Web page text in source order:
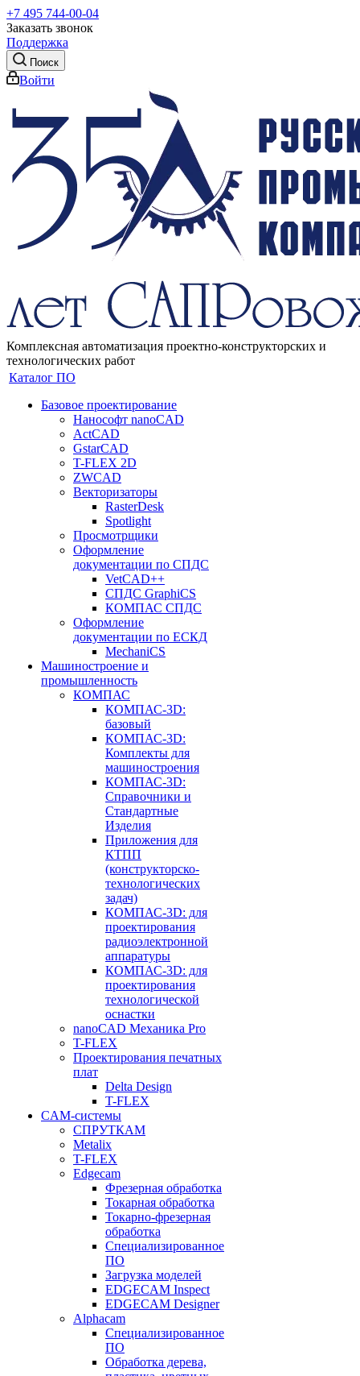
+7 495 744-00-04
Заказать звонок
Поддержка
Поиск
Войти
Комплексная автоматизация проектно-конструкторских и
технологических работ
Каталог ПО
Базовое проектирование
Нанософт nanoCAD
ActCAD
GstarCAD
T-FLEX 2D
ZWCAD
Векторизаторы
RasterDesk
Spotlight
Просмотрщики
Оформление
документации по СПДС
VetCAD++
СПДС GraphiCS
КОМПАС СПДС
Оформление
документации по ЕСКД
MechaniCS
Машиностроение и
промышленность
КОМПАС
КОМПАС-3D:
базовый
КОМПАС-3D:
Комплекты для
машиностроения
КОМПАС-3D:
Справочники и
Стандартные
Изделия
Приложения для
КТПП
(конструкторско-
технологических
задач)
КОМПАС-3D: для
проектирования
радиоэлектронной
аппаратуры
КОМПАС-3D: для
проектирования
технологической
оснастки
nanoCAD Механика Pro
T-FLEX
Проектирования печатных
плат
Delta Design
T-FLEX
CAM-системы
СПРУТКAM
Metalix
T-FLEX
Edgecam
Фрезерная обработка
Токарная обработка
Токарно-фрезерная
обработка
Специализированное
ПО
Загрузка моделей
EDGECAM Inspect
EDGECAM Designer
Alphacam
Специализированное
ПО
Обработка дерева,